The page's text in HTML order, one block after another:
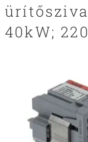
40kW;